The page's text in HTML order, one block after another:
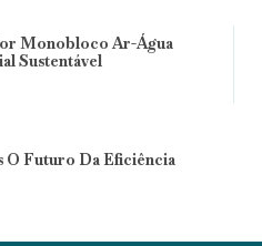
Monobloco Ar-Água
Sustentável
O Futuro Da Eficiência